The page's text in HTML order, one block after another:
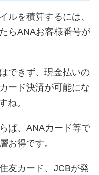
ルを積算するには、
らANAお客様番号が
できず、現金払いの
ード決済が可能にな
ね。
ば、ANAカード等で
お得です。
友カード、JCBが発